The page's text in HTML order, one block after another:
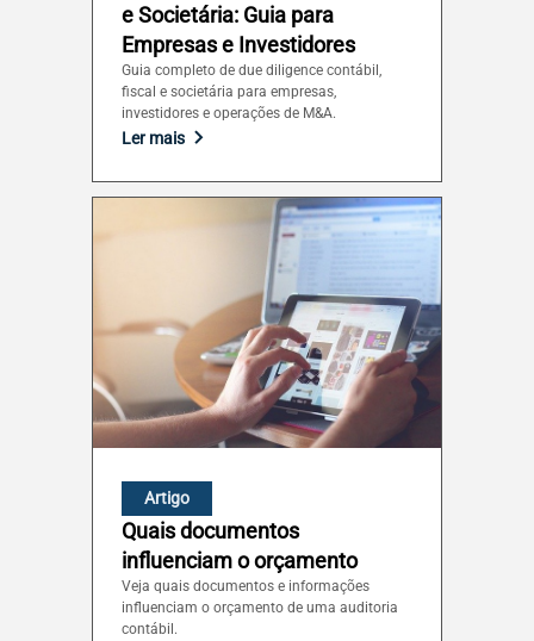
e Societária: Guia para
Empresas e Investidores
Guia completo de due diligence contábil,
fiscal e societária para empresas,
investidores e operações de M&A.
Ler mais
Artigo
Quais documentos
influenciam o orçamento
Veja quais documentos e informações
influenciam o orçamento de uma auditoria
contábil.